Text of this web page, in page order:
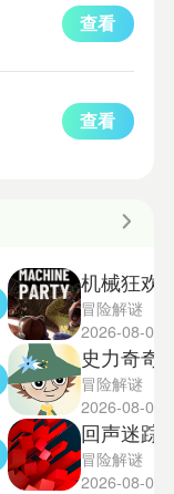
查看
查看
冒险解谜
2026-08-08
冒险解谜
2026-08-08
冒险解谜
2026-08-08